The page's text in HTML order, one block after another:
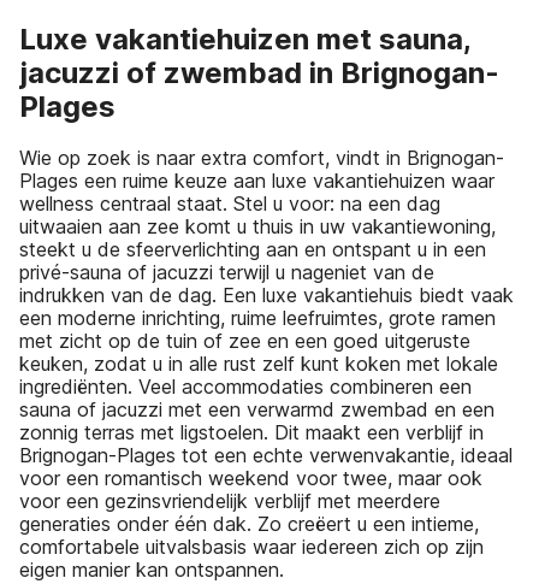
Luxe vakantiehuizen met sauna,
jacuzzi of zwembad in Brignogan-
Plages
Wie op zoek is naar extra comfort, vindt in Brignogan-
Plages een ruime keuze aan luxe vakantiehuizen waar
wellness centraal staat. Stel u voor: na een dag
uitwaaien aan zee komt u thuis in uw vakantiewoning,
steekt u de sfeerverlichting aan en ontspant u in een
privé-sauna of jacuzzi terwijl u nageniet van de
indrukken van de dag. Een luxe vakantiehuis biedt vaak
een moderne inrichting, ruime leefruimtes, grote ramen
met zicht op de tuin of zee en een goed uitgeruste
keuken, zodat u in alle rust zelf kunt koken met lokale
ingrediënten. Veel accommodaties combineren een
sauna of jacuzzi met een verwarmd zwembad en een
zonnig terras met ligstoelen. Dit maakt een verblijf in
Brignogan-Plages tot een echte verwenvakantie, ideaal
voor een romantisch weekend voor twee, maar ook
voor een gezinsvriendelijk verblijf met meerdere
generaties onder één dak. Zo creëert u een intieme,
comfortabele uitvalsbasis waar iedereen zich op zijn
eigen manier kan ontspannen.